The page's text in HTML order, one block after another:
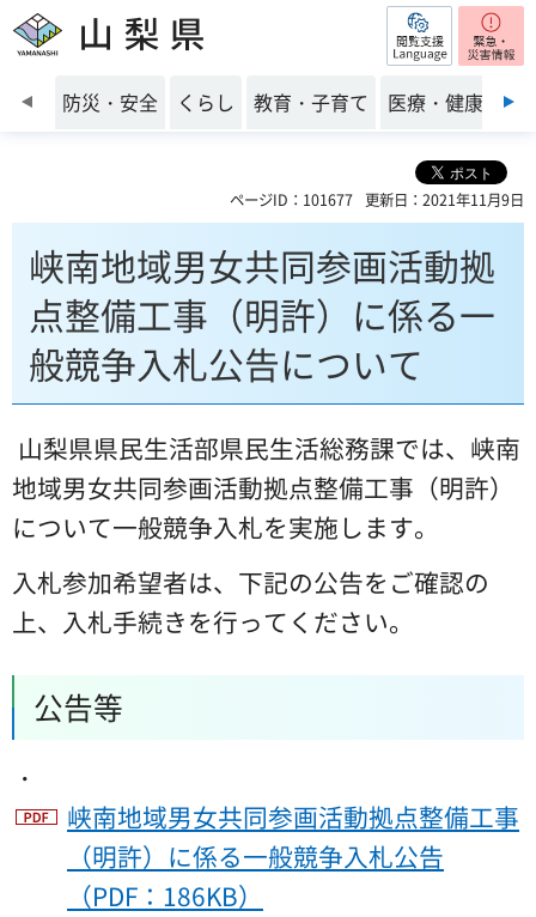
山梨県 閲覧支援
前のスライドを表示
防災・安全 くらし 教育・子育て 医療・健康・福
ページID：101677 更新日：2021年11月9日
峡南地域男女共同参画活動拠
点整備工事（明許）に係る一
般競争入札公告について
山梨県県民生活部県民生活総務課では、峡南
地域男女共同参画活動拠点整備工事（明許）
について一般競争入札を実施します。
入札参加希望者は、下記の公告をご確認の
上、入札手続きを行ってください。
公告等
・
峡南地域男女共同参画活動拠点整備工事
（明許）に係る一般競争入札公告
（PDF：186KB）